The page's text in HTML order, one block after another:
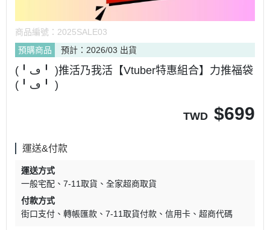
商品編號： 2025SALE03
預購商品
預計：2026/03 出貨
(╹ڡ╹ )推活乃我活【Vtuber特惠組合】力推福袋
(╹ڡ╹ )
TWD $699
運送&付款
運送方式
一般宅配
7-11取貨
全家超商取貨
付款方式
街口支付
轉帳匯款 7-11取貨付款 信用卡 超商代碼